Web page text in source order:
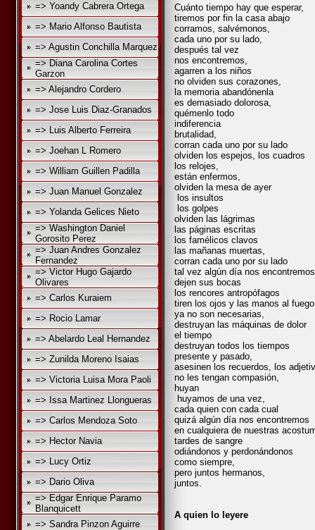
=> Yoandy Cabrera Ortega
=> Mario Alfonso Bautista
=> Agustin Conchilla Marquez
=> Diana Carolina Cortes
Garzon
=> Alejandro Cordero
=> Jose Luis Diaz-Granados
=> Luis Alberto Ferreira
=> Joehan L Romero
=> William Guillen Padilla
=> Juan Manuel Gonzalez
=> Yolanda Gelices Nieto
=> Washington Daniel
Gorosito Perez
=> Juan Andres Gonzalez
Fernandez
=> Victor Hugo Gajardo
Olivares
=> Carlos Kuraiem
=> Rocio Lamar
=> Abelardo Leal Hernandez
=> Zunilda Moreno Isaias
=> Victoria Luisa Mora Paoli
=> Issa Martinez Llongueras
=> Carlos Mendoza Soto
=> Hector Navia
=> Lucy Ortiz
=> Dario Oliva
=> Edgar Enrique Paramo
Blanquicett
=> Sandra Pinzon Aguirre
Cuánto tiempo hay que esperar,
tiremos por fin la casa abajo
corramos, salvémonos,
cada uno por su lado,
después tal vez
nos encontremos,
agarren a los niños
no olviden sus corazones,
la memoria abandónenla
es demasiado dolorosa,
quémenlo todo
indiferencia
brutalidad,
corran cada uno por su lado
olviden los espejos, los cuadros
los relojes,
están enfermos,
olviden la mesa de ayer
los insultos
los golpes
olviden las lágrimas
las páginas escritas
los famélicos clavos
las mañanas muertas,
corran cada uno por su lado
tal vez algún día nos
dejen sus bocas
los rencores antropófagos
tiren los ojos y las manos al fuego
ya no son necesarias,
destruyan las máquinas de dolor
el tiempo
destruyan todos los tiempos
presente y pasado,
asesinen los recuerdos, los
no les tengan compasión,
huyan
huyamos de una vez,
cada quien con cada cual
quizá algún día nos encontremos
en cualquiera de nuestras
tardes de sangre
odiándonos y perdonándonos
como siempre,
pero juntos hermanos,
juntos.
A quien lo leyere